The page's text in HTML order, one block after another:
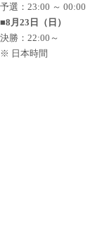
予選：23:00 ～ 00:00
■8月23日（日）
決勝：22:00～
※ 日本時間